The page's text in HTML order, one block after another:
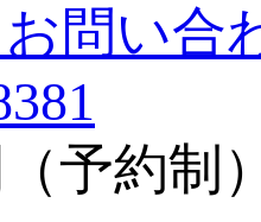
問い合
予約制